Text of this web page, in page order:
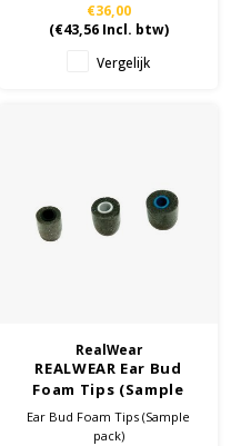
€36,00
(€43,56Incl. btw)
Vergelijk
RealWear
REALWEAR Ear Bud
Foam Tips (Sample
pack)
Ear Bud Foam Tips (Sample
pack)